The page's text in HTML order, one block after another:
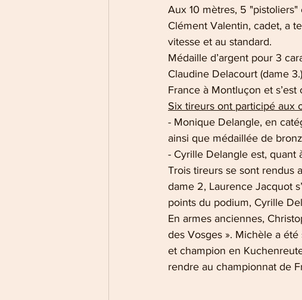
Aux 10 mètres, 5
Clément Valentin, cadet, a
vitesse et au standard.
Médaille d’argent pour 3
Claudine Delacourt (dame
France à Montluçon et s’est
Six tireurs ont participé aux
- Monique Delangle, en
ainsi que médaillée de
- Cyrille Delangle est, quant
Trois tireurs se sont rendus
dame 2, Laurence Jacquot
points du podium, Cyrille
En armes anciennes,
des Vosges ». Michèle a
et champion en
rendre au championnat de